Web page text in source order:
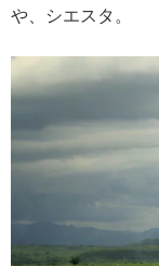
や、シエスタ。